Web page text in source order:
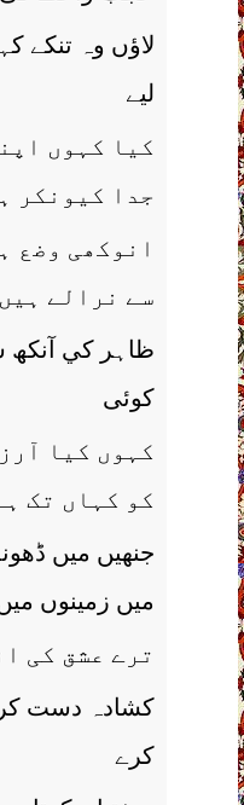
لاؤں وہ تنکے
ليے
کيا کہوں
جدا کيونکر
انوکھی وضع
سے نرالے ہيں
ظاہر کي آنکھ
کوئی
کہوں کيا
کو کہاں تک
جنھيں ميں
ميں زمينوں
ترے عشق کی
کشادہ دست
کرے